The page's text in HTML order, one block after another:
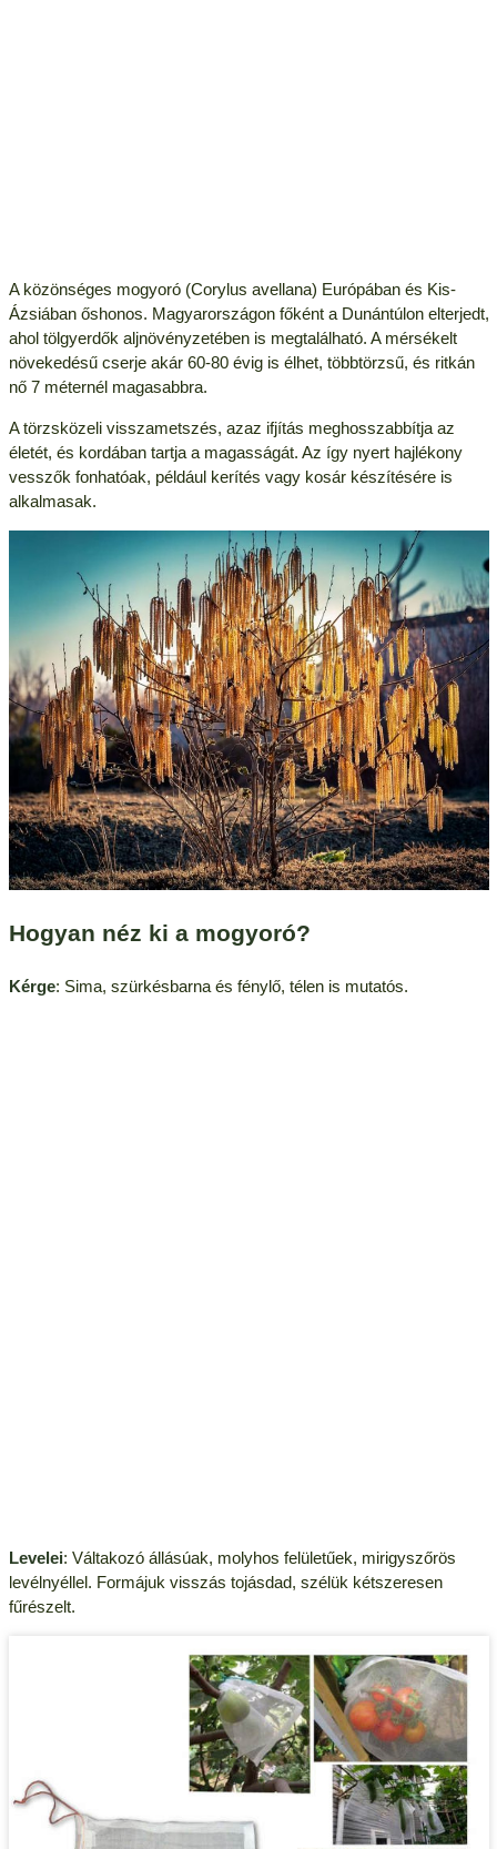
A közönséges mogyoró (Corylus avellana) Európában és Kis-
Ázsiában őshonos. Magyarországon főként a Dunántúlon elterjedt,
ahol tölgyerdők aljnövényzetében is megtalálható. A mérsékelt
növekedésű cserje akár 60-80 évig is élhet, többtörzsű, és ritkán
nő 7 méternél magasabbra.
A törzsközeli visszametszés, azaz ifjítás meghosszabbítja az
életét, és kordában tartja a magasságát. Az így nyert hajlékony
vesszők fonhatóak, például kerítés vagy kosár készítésére is
alkalmasak.
Hogyan néz ki a mogyoró?
Kérge: Sima, szürkésbarna és fénylő, télen is mutatós.
Levelei: Váltakozó állásúak, molyhos felületűek, mirigyszőrös
levélnyéllel. Formájuk visszás tojásdad, szélük kétszeresen
fűrészelt.